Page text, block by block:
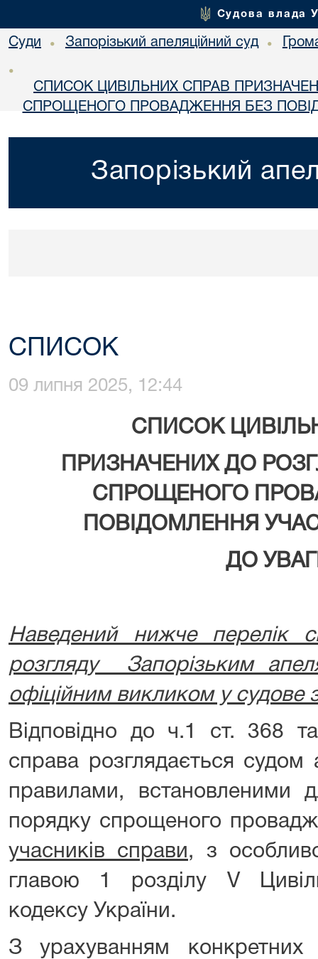
Судова влада
Суди • Запорізький апеляційний суд •
•
СПИСОК ЦИВІЛЬНИХ СПРАВ
СПРОЩЕНОГО ПРОВАДЖЕННЯ БЕЗ
Запорізький
СПИСОК
09 липня 2025, 12:44
СПИСОК
ПРИЗНАЧЕНИХ ДО
СПРОЩЕНОГО
ПОВІДОМЛЕННЯ
ДО
Наведений нижче перелік
розгляду Запорізьким
офіційним викликом у судове
Відповідно до ч.1 ст. 368
справа розглядається судом
правилами, встановленими
порядку спрощеного
учасників справи, з
главою 1 розділу V
кодексу України.
З урахуванням